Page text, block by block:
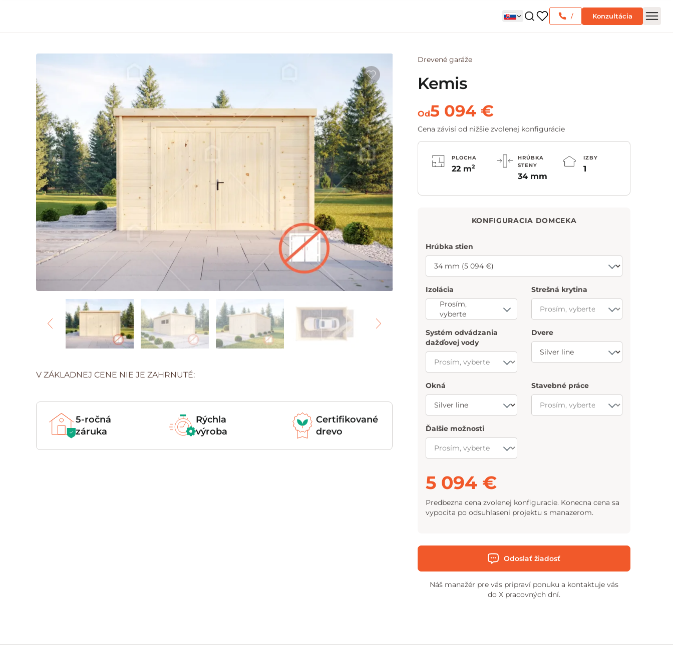
/ Konzultácia
V ZÁKLADNEJ CENE NIE JE ZAHRNUTÉ:
5-ročná
záruka
Rýchla
výroba
Certifikované
drevo
Drevené garáže
Kemis
Od5 094 €
Cena závisí od nižšie zvolenej konfigurácie
PLOCHA
22 m2
HRÚBKA
STENY
34 mm
IZBY
1
KONFIGURACIA DOMCEKA
Hrúbka stien
Izolácia
Prosím,
vyberte
Strešná krytina
Systém odvádzania
dažďovej vody
Dvere
Okná Stavebné práce
Ďalšie možnosti
5 094 €
Predbezna cena zvolenej konfiguracie. Konecna cena sa
vypocita po odsuhlaseni projektu s manazerom.
Odoslať žiadosť
Náš manažér pre vás pripraví ponuku a kontaktuje vás
do X pracovných dní.